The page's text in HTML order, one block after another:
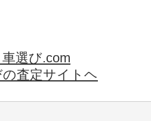
選び.com
査定サイトヘ